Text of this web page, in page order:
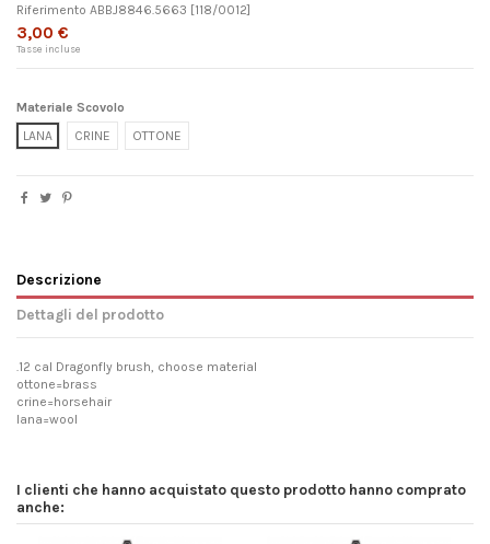
Riferimento ABBJ8846.5663 [118/0012]
3,00 €
Tasse incluse
Materiale Scovolo
LANA
CRINE OTTONE
Descrizione
Dettagli del prodotto
.12 cal Dragonfly brush, choose material
ottone=brass
crine=horsehair
lana=wool
I clienti che hanno acquistato questo prodotto hanno comprato
anche: